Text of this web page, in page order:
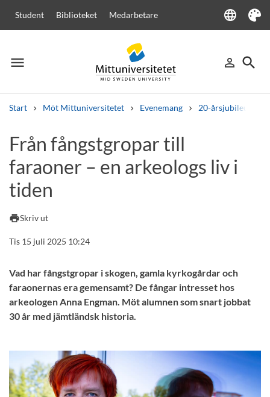
Student Biblioteket Medarbetare language
Language
Tema
menu
Meny person_outline
Logga in
search
Sök
Start Möt Mittuniversitetet Evenemang 20-årsjubileum
Andra söktjänster
Kurser och program KursplanerVälkomstbrev
Personal
Lediga jobb
Från fångstgropar till
faraoner – en arkeologs liv i
tiden
printSkriv ut
Tis 15 juli 2025 10:24
Vad har fångstgropar i skogen, gamla kyrkogårdar och
faraonernas era gemensamt? De fångar intresset hos
arkeologen Anna Engman. Möt alumnen som snart jobbat
30 år med jämtländsk historia.